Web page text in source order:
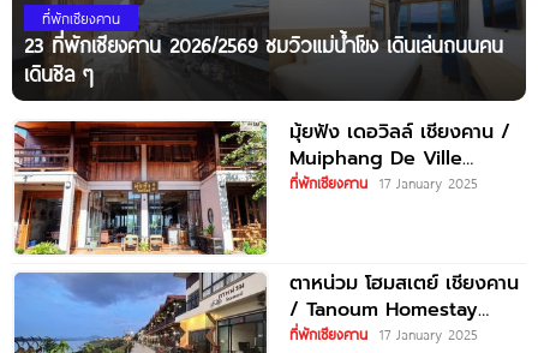
ที่พักเชียงคาน
23 ที่พักเชียงคาน 2026/2569 ชมวิวแม่น้ำโขง เดินเล่นถนนคน
เดินชิล ๆ
มุ้ยฟัง เดอวิลล์ เชียงคาน /
Muiphang De Ville
Chiangkhan
ที่พักเชียงคาน 17 January 2025
ตาหน่วม โฮมสเตย์ เชียงคาน
/ Tanoum Homestay
Chiangkhan
ที่พักเชียงคาน 17 January 2025